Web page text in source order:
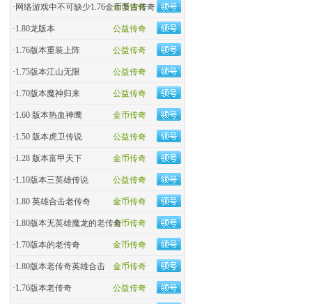
金币传奇
· 网络游戏中不可缺少1.76金币复古传奇
公益传奇
·1.80龙版本
公益传奇
·1.76版本重装上阵
公益传奇
·1.75版本江山无限
公益传奇
·1.70版本魔神归来
金币传奇
·1.60 版本热血神鹰
公益传奇
·1.50 版本虎卫传说
金币传奇
·1.28 版本富甲天下
公益传奇
·1.10版本三英雄传说
金币传奇
·1.80 英雄合击老传奇
金币传奇
·1.80版本无英雄魔龙的老传奇
金币传奇
·1.70版本的老传奇
金币传奇
·1.80版本老传奇英雄合击
公益传奇
·1.76版本老传奇